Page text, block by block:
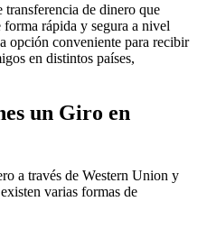
transferencia de dinero que
rápida y segura a nivel
opción conveniente para recibir
en distintos países,
un Giro en
a través de Western Union y
varias formas de